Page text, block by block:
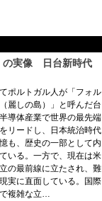
の実像 日台新時代
ポルトガル人が「フォル
麗しの島）」と呼んだ台
導体産業で世界の最先端
リードし、日本統治時代
も、歴史の一部として内
いる。一方で、現在は米
の最前線に立たされ、難
実に直面している。国際
複雑な立…